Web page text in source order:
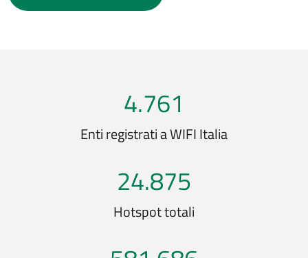
4.761
Enti registrati a WIFI Italia
24.875
Hotspot totali